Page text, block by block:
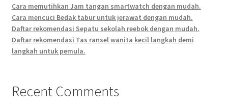
Cara memutihkan Jam tangan smartwatch dengan mudah.
Cara mencuci Bedak tabur untuk jerawat dengan mudah.
Daftar rekomendasi Sepatu sekolah reebok dengan mudah.
Daftar rekomendasi Tas ransel wanita kecil langkah demi
langkah untuk pemula.
Recent Comments